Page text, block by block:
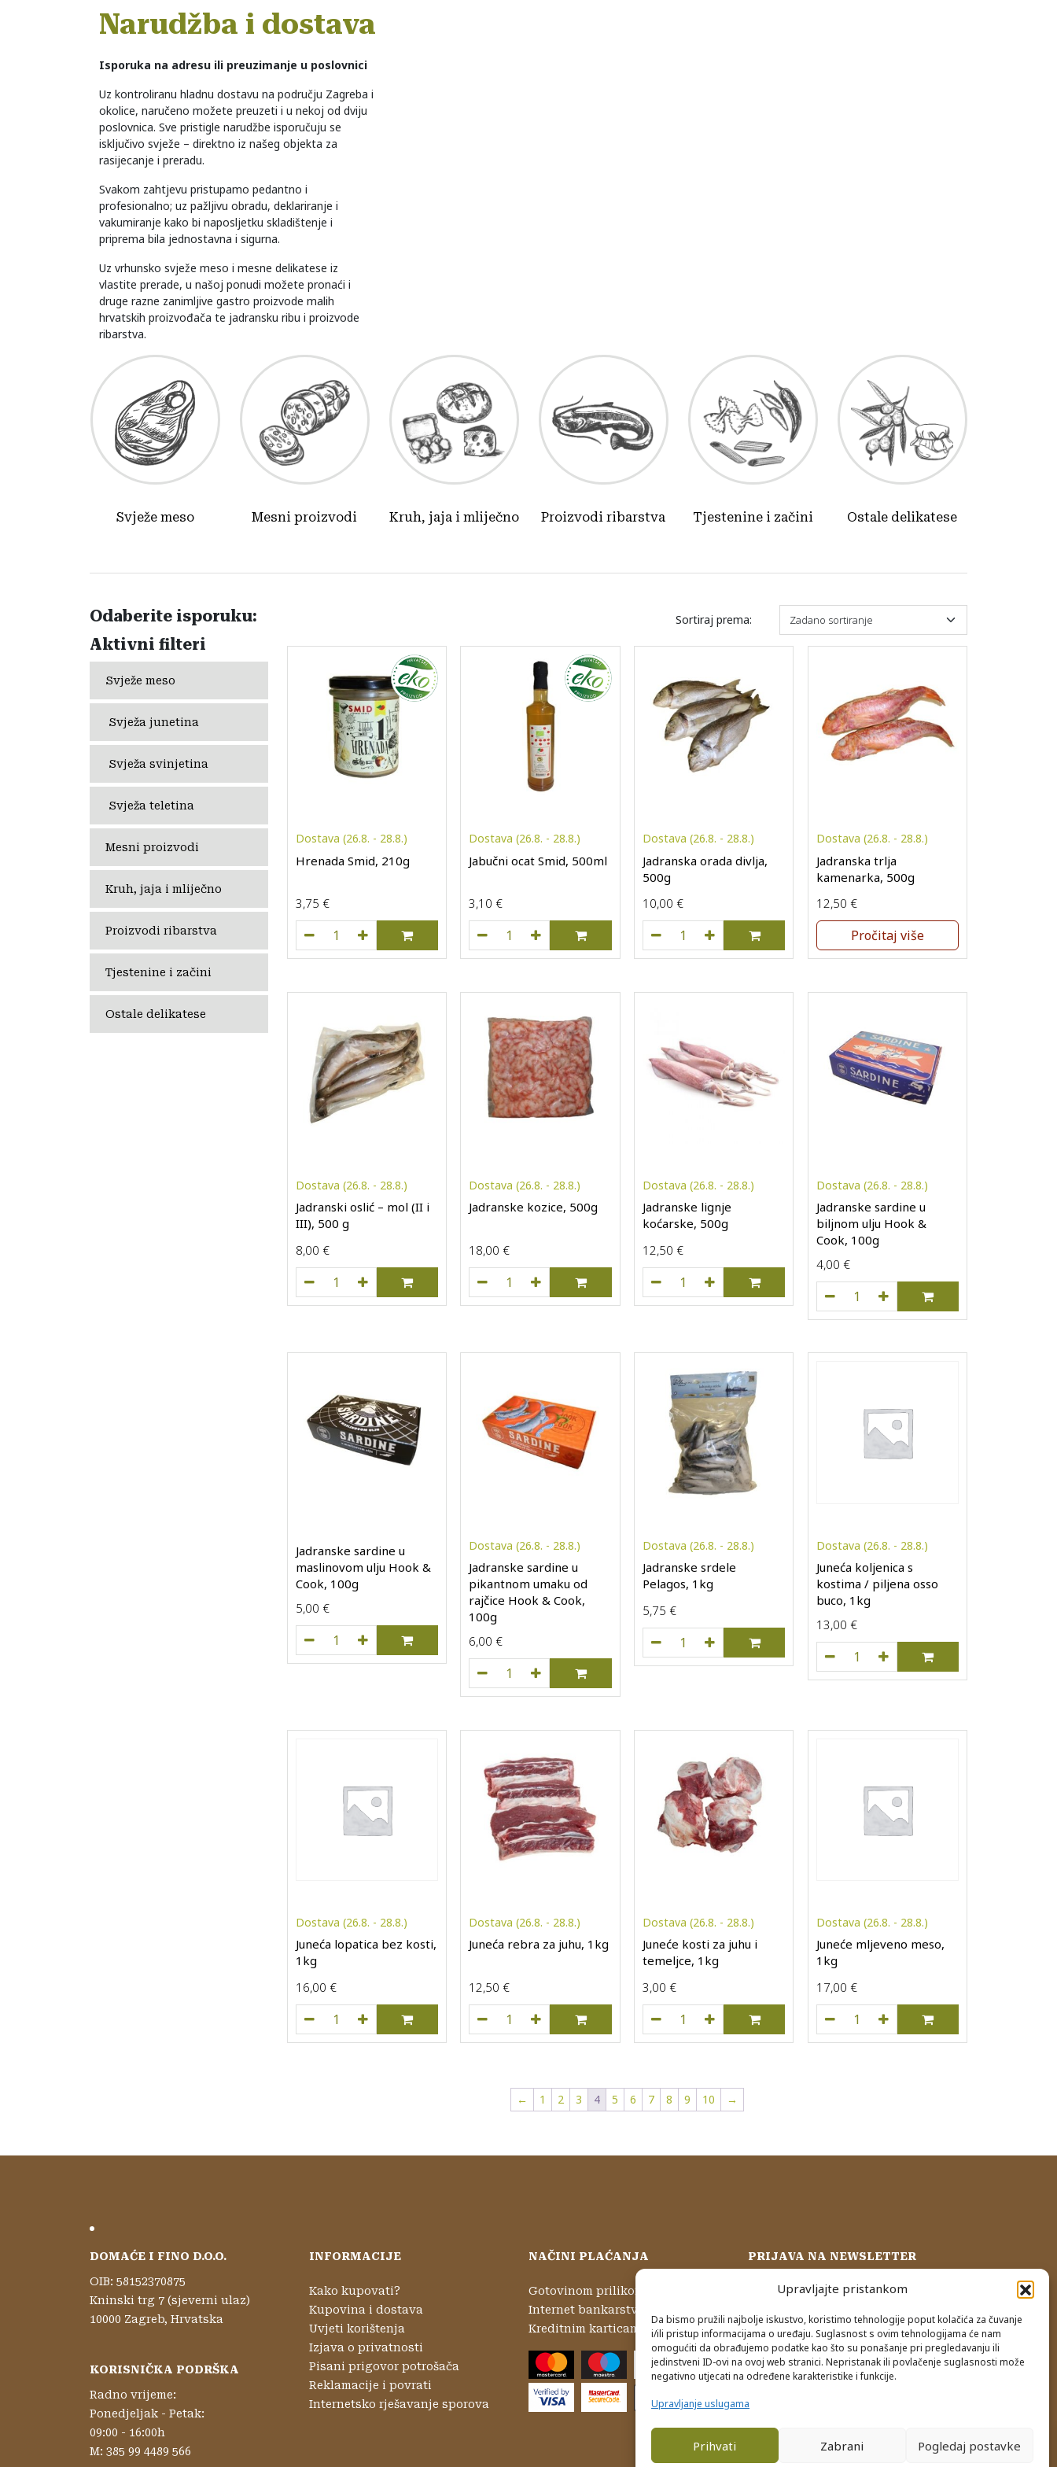
Upravljajte pristankom
Da bismo pružili najbolje iskustvo, koristimo tehnologije poput kolačića za čuvanje
i/ili pristup informacijama o uređaju. Suglasnost s ovim tehnologijama će nam
omogućiti da obrađujemo podatke kao što su ponašanje pri pregledavanju ili
jedinstveni ID-ovi na ovoj web stranici. Nepristanak ili povlačenje suglasnosti može
negativno utjecati na određene karakteristike i funkcije.
Upravljanje uslugama
Prihvati Zabrani Pogledaj postavke
Narudžba i dostava
Isporuka na adresu ili preuzimanje u poslovnici
Uz kontroliranu hladnu dostavu na području Zagreba i
okolice, naručeno možete preuzeti i u nekoj od dviju
poslovnica. Sve pristigle narudžbe isporučuju se
isključivo svježe – direktno iz našeg objekta za
rasijecanje i preradu.
Svakom zahtjevu pristupamo pedantno i
profesionalno; uz pažljivu obradu, deklariranje i
vakumiranje kako bi naposljetku skladištenje i
priprema bila jednostavna i sigurna.
Uz vrhunsko svježe meso i mesne delikatese iz
vlastite prerade, u našoj ponudi možete pronaći i
druge razne zanimljive gastro proizvode malih
hrvatskih proizvođača te jadransku ribu i proizvode
ribarstva.
Svježe meso Mesni proizvodi Kruh, jaja i mliječno Proizvodi ribarstva Tjestenine i začini Ostale delikatese
Odaberite isporuku:
Aktivni filteri
Svježe meso
Svježa junetina
Svježa svinjetina
Svježa teletina
Mesni proizvodi
Kruh, jaja i mliječno
Proizvodi ribarstva
Tjestenine i začini
Ostale delikatese
Sortiraj prema:
Dostava (26.8. - 28.8.)
Hrenada Smid, 210g
3,75 €
Hrenada Smid, 210g količina
Dostava (26.8. - 28.8.)
Jabučni ocat Smid, 500ml
3,10 €
Jabučni ocat Smid, 500ml količina
Dostava (26.8. - 28.8.)
Jadranska orada divlja,
500g
10,00 €
Jadranska orada divlja, 500g količina
Dostava (26.8. - 28.8.)
Jadranska trlja
kamenarka, 500g
12,50 €
Pročitaj više
Dostava (26.8. - 28.8.)
Jadranski oslić – mol (II i
III), 500 g
8,00 €
Jadranski oslić - mol (II i III), 500 g količina
Dostava (26.8. - 28.8.)
Jadranske kozice, 500g
18,00 €
Jadranske kozice, 500g količina
Dostava (26.8. - 28.8.)
Jadranske lignje
koćarske, 500g
12,50 €
Jadranske lignje koćarske, 500g količina
Dostava (26.8. - 28.8.)
Jadranske sardine u
biljnom ulju Hook &
Cook, 100g
4,00 €
Jadranske sardine u biljnom ulju Hook
Jadranske sardine u
maslinovom ulju Hook &
Cook, 100g
5,00 €
Jadranske sardine u maslinovom ulju Hook & Cook, 100g količina
Dostava (26.8. - 28.8.)
Jadranske sardine u
pikantnom umaku od
rajčice Hook & Cook,
100g
6,00 €
Jadranske sardine u pikantnom umaku od rajčice Hook & Cook, 100g količina
Dostava (26.8. - 28.8.)
Jadranske srdele
Pelagos, 1kg
5,75 €
Jadranske srdele Pelagos, 1kg količina
Dostava (26.8. - 28.8.)
Juneća koljenica s
kostima / piljena osso
buco, 1kg
13,00 €
Juneća koljenica s kostima / piljena
Dostava (26.8. - 28.8.)
Juneća lopatica bez kosti,
1kg
16,00 €
Juneća lopatica bez kosti, 1kg količina
Dostava (26.8. - 28.8.)
Juneća rebra za juhu, 1kg
12,50 €
Juneća rebra za juhu, 1kg količina
Dostava (26.8. - 28.8.)
Juneće kosti za juhu i
temeljce, 1kg
3,00 €
Juneće kosti za juhu i temeljce, 1kg količina
Dostava (26.8. - 28.8.)
Juneće mljeveno meso,
1kg
17,00 €
Juneće mljeveno meso, 1kg količina
← 1 2 3 4 5 6 7 8 9 10 →
DOMAĆE I FINO D.O.O.
OIB: 58152370875
Kninski trg 7 (sjeverni ulaz)
10000 Zagreb, Hrvatska
KORISNIČKA PODRŠKA
Radno vrijeme:
Ponedjeljak - Petak:
09:00 - 16:00h
M: 385 99 4489 566
INFORMACIJE
Kako kupovati?
Kupovina i dostava
Uvjeti korištenja
Izjava o privatnosti
Pisani prigovor potrošača
Reklamacije i povrati
Internetsko rješavanje sporova
NAČINI PLAĆANJA
Gotovinom prilikom preuzimanja
Internet bankarstvom
Kreditnim karticama
PRIJAVA NA NEWSLETTER